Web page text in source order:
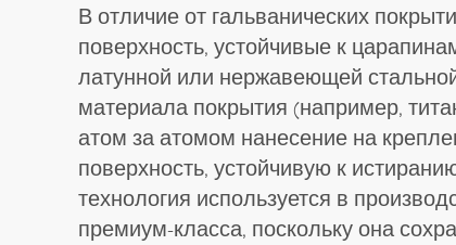
В отличие от гальванических
поверхность, устойчивые к
латунной или нержавеющей
материала покрытия (например,
атом за атомом нанесение на
поверхность, устойчивую к
технология используется в
премиум-класса, поскольку она